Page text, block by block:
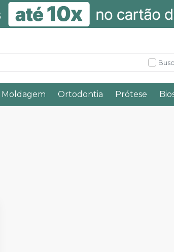
Moldagem Ortodontia Prótese